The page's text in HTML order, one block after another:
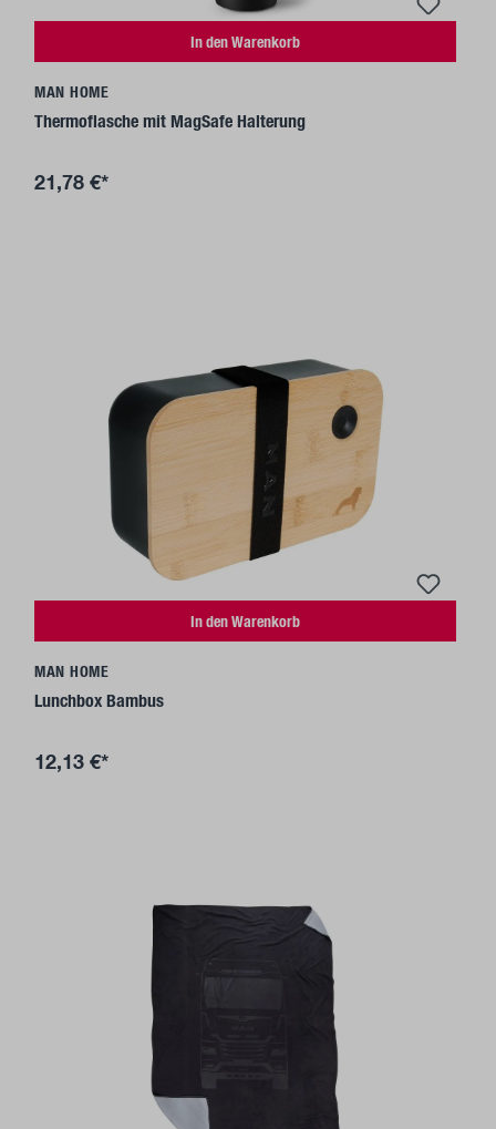
In den Warenkorb
MAN HOME
Thermoflasche mit MagSafe Halterung
21,78 €*
In den Warenkorb
MAN HOME
Lunchbox Bambus
12,13 €*